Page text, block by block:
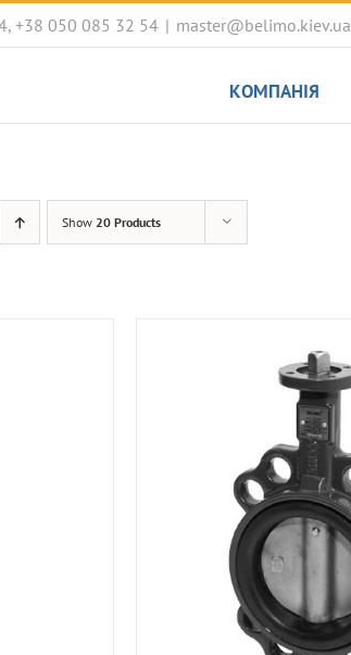
+38 050 085 32 54 | master@belimo.kiev.ua
КОМПАНІЯ
Show 20 Products